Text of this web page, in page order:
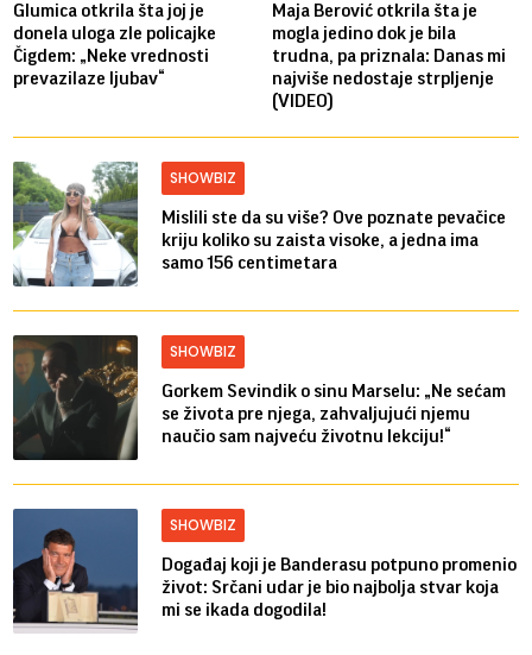
Glumica otkrila šta joj je
donela uloga zle policajke
Čigdem: „Neke vrednosti
prevazilaze ljubav“
Maja Berović otkrila šta je
mogla jedino dok je bila
trudna, pa priznala: Danas mi
najviše nedostaje strpljenje
(VIDEO)
SHOWBIZ
Mislili ste da su više? Ove poznate pevačice
kriju koliko su zaista visoke, a jedna ima
samo 156 centimetara
SHOWBIZ
Gorkem Sevindik o sinu Marselu: „Ne sećam
se života pre njega, zahvaljujući njemu
naučio sam najveću životnu lekciju!“
SHOWBIZ
Događaj koji je Banderasu potpuno promenio
život: Srčani udar je bio najbolja stvar koja
mi se ikada dogodila!